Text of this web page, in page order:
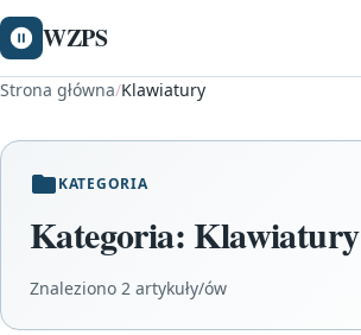
WZPS
Strona główna/Klawiatury
KATEGORIA
Kategoria: Klawiatury
Znaleziono 2 artykuły/ów